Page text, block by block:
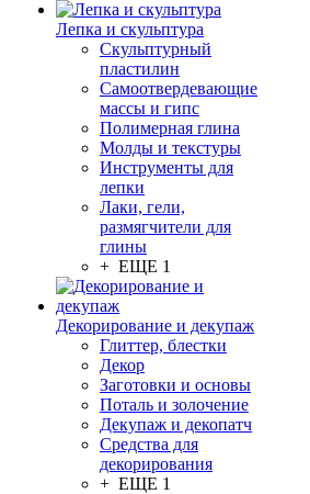
Лепка и скульптура
Скульптурный
пластилин
Самоотвердевающие
массы и гипс
Полимерная глина
Молды и текстуры
Инструменты для
лепки
Лаки, гели,
размягчители для
глины
+ ЕЩЕ 1
Декорирование и декупаж
Глиттер, блестки
Декор
Заготовки и основы
Поталь и золочение
Декупаж и декопатч
Средства для
декорирования
+ ЕЩЕ 1